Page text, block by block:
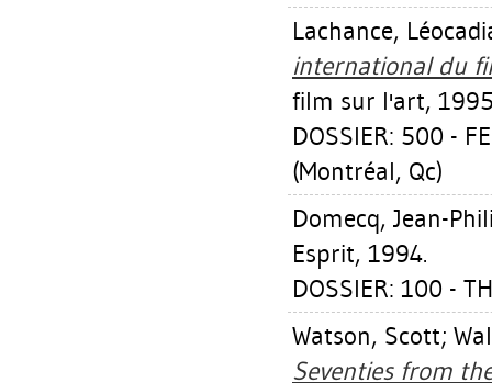
Lachance,
international du
film sur l'art,
DOSSIER: 500 -
(Montréal, Qc)
Domecq, Jean-
Esprit, 1994.
DOSSIER: 100 -
Watson, Scott;
Seventies from